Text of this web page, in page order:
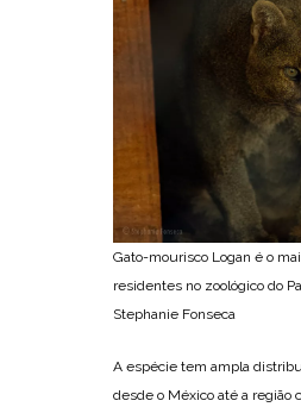
Gato-mourisco Logan é o
residentes no zoológico do
Stephanie Fonseca
A espécie tem ampla
desde o México até a região